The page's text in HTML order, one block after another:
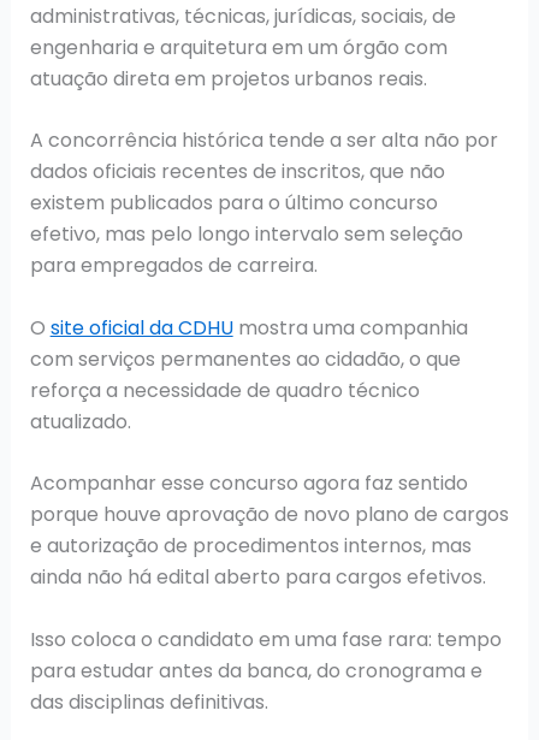
administrativas, técnicas, jurídicas, sociais, de
engenharia e arquitetura em um órgão com
atuação direta em projetos urbanos reais.
A concorrência histórica tende a ser alta não por
dados oficiais recentes de inscritos, que não
existem publicados para o último concurso
efetivo, mas pelo longo intervalo sem seleção
para empregados de carreira.
O site oficial da CDHUmostra uma companhia
com serviços permanentes ao cidadão, o que
reforça a necessidade de quadro técnico
atualizado.
Acompanhar esse concurso agora faz sentido
porque houve aprovação de novo plano de cargos
e autorização de procedimentos internos, mas
ainda não há edital aberto para cargos efetivos.
Isso coloca o candidato em uma fase rara: tempo
para estudar antes da banca, do cronograma e
das disciplinas definitivas.